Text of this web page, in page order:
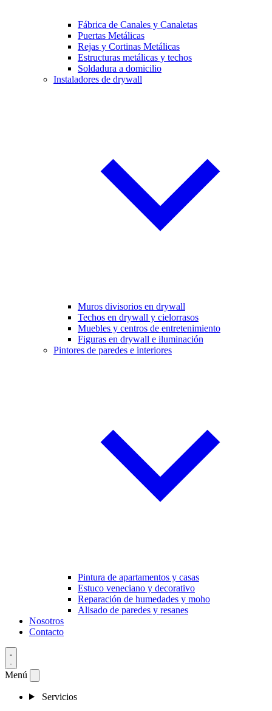
Fábrica de Canales y Canaletas
Puertas Metálicas
Rejas y Cortinas Metálicas
Estructuras metálicas y techos
Soldadura a domicilio
Instaladores de drywall
Muros divisorios en drywall
Techos en drywall y cielorrasos
Muebles y centros de entretenimiento
Figuras en drywall e iluminación
Pintores de paredes e interiores
Pintura de apartamentos y casas
Estuco veneciano y decorativo
Reparación de humedades y moho
Alisado de paredes y resanes
Nosotros
Contacto
Menú
Servicios